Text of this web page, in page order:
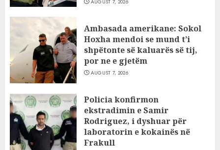
AUGUST 7, 2026
Ambasada amerikane: Sokol
Hoxha mendoi se mund t’i
shpëtonte së kaluarës së tij,
por ne e gjetëm
AUGUST 7, 2026
Policia konfirmon
ekstradimin e Samir
Rodriguez, i dyshuar për
laboratorin e kokainës në
Frakull